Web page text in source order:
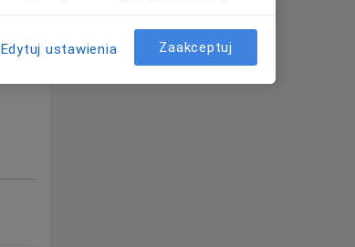
Edytuj ustawienia Zaakceptuj